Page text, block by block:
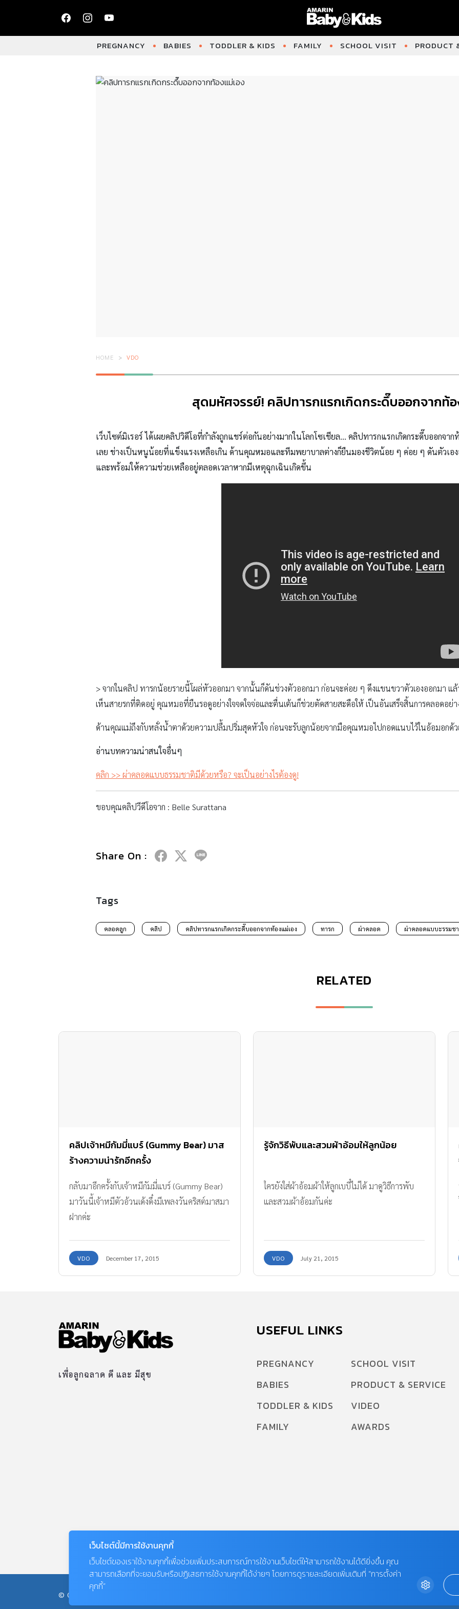
PREGNANCY BABIES TODDLER & KIDS FAMILY SCHOOL VISIT PRODUCT
HOME VDO
สุดมหัศจรรย์! คลิปทารกแรกเกิดกระดึ๊บออกจากท้อ
เว็บไซต์มิเรอร์ ได้เผยคลิปวิดีโอที่กำลังถูกแชร์ต่อกันอย่างมากในโลกโซเชียล… คลิปทารกแรกเกิดกระดึ๊บออกจา
เลย ช่างเป็นหนูน้อยที่แข็งแรงเหลือเกิน ด้านคุณหมอและทีมพยาบาลต่างก็ยืนมองชีวิตน้อย ๆ ค่อย ๆ ดันตัวเอง
และพร้อมให้ความช่วยเหลืออยู่ตลอดเวลาหากมีเหตุฉุกเฉินเกิดขึ้น
> จากในคลิป ทารกน้อยรายนี้โผล่หัวออกมา จากนั้นก็ดันช่วงตัวออกมา ก่อนจะค่อย ๆ ดึงแขนขวาตัวเองออกมา
เห็นสายรกที่ติดอยู่ คุณหมอที่ยืนรอดูอย่างใจจดใจจ่อและตื่นเต้นก็ช่วยตัดสายสะดือให้ เป็นอันเสร็จสิ้นการคลอดอย่
ด้านคุณแม่ถึงกับหลั่งน้ำตาด้วยความปลื้มปริ่มสุดหัวใจ ก่อนจะรับลูกน้อยจากมือคุณหมอไปกอดแนบไว้ในอ้อมอกด้ว
อ่านบทความน่าสนใจอื่นๆ
คลิก >> ผ่าคลอดแบบธรรมชาติมีด้วยหรือ? จะเป็นอย่างไรต้องดู!
ขอบคุณคลิปวีดีโอจาก : Belle Surattana
Share On :
Tags
คลอดลูก คลิป คลิปทารกแรกเกิดกระดึ๊บออกจากท้องแม่เอง ทารก ผ่าคลอด ผ่าคลอดแบบะรรมช
RELATED
คลิปเจ้าหมีกัมมี่แบร์ (Gummy Bear) มาส
ร้างความน่ารักอีกครั้ง
กลับมาอีกครั้งกับเจ้าหมีกัมมี่แบร์ (Gummy Bear)
มาวันนี้เจ้าหมีตัวอ้วนเด้งดึ๋งมีเพลงวันคริสต์มาสมา
ฝากค่ะ
VDO December 17, 2015
รู้จักวิธีพับและสวมผ้าอ้อมให้ลูกน้อย
ใครยังใส่ผ้าอ้อมผ้าให้ลูกเบบี๋ไม่ได้ มาดูวิธีการพับ
และสวมผ้าอ้อมกันค่ะ
VDO July 21, 2015
เพื่อลูกฉลาด ดี และ มีสุข
USEFUL LINKS
PREGNANCY
BABIES
TODDLER & KIDS
FAMILY
SCHOOL VISIT
PRODUCT & SERVICE
VIDEO
AWARDS
© COPYRIGHT 2026
เว็บไซต์นี้มีการใช้งานคุกกี้
เว็บไซต์ของเราใช้งานคุกกี้เพื่อช่วยเพิ่มประสบการณ์การใช้งานเว็บไซต์ให้สามารถใช้งานได้ดียิ่งขึ้น คุณ
สามารถเลือกที่จะยอมรับหรือปฏิเสธการใช้งานคุกกี้ได้ง่ายๆ โดยการดูรายละเอียดเพิ่มเติมที่ “การตั้งค่า
คุกกี้”